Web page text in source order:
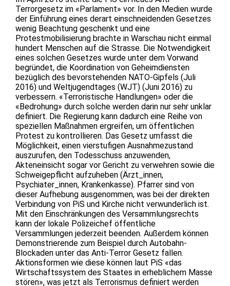
Terrorgesetz im «Parlament» vor. In den Medien wurde
der Einführung eines derart einschneidenden Gesetzes
wenig Beachtung geschenkt und eine
Protestmobilisierung brachte in Warschau nicht einmal
hundert Menschen auf die Strasse. Die Notwendigkeit
eines solchen Gesetzes wurde unter dem Vorwand
begründet, die Koordination von Geheimdiensten
bezüglich des bevorstehenden NATO-Gipfels (Juli
2016) und Weltjugendtages (WJT) (Juni 2016) zu
verbessern. «Terroristische Handlungen» oder die
«Bedrohung» durch solche werden darin nur sehr unklar
definiert. Die Regierung kann dadurch eine Reihe von
speziellen Maßnahmen ergreifen, um öffentlichen
Protest zu kontrollieren. Das Gesetz umfasst die
Möglichkeit, einen vierstufigen Ausnahmezustand
auszurufen, den Todesschuss anzuwenden,
Akteneinsicht sogar vor Gericht zu verwehren sowie die
Schweigepflicht aufzuheben (Ärzt_innen,
Psychiater_innen, Krankenkasse). Pfarrer sind von
dieser Aufhebung ausgenommen, was bei der direkten
Verbindung von PiS und Kirche nicht verwunderlich ist.
Mit den Einschränkungen des Versammlungsrechts
kann der lokale Polizeichef öffentliche
Versammlungen jederzeit beenden. Außerdem können
Demonstrierende zum Beispiel durch Autobahn-
Blockaden unter das Anti-Terror Gesetz fallen.
Aktionsformen wie diese können laut PiS «das
Wirtschaftssystem des Staates in erheblichem Masse
stören», was jetzt als Terrorismus definiert werden